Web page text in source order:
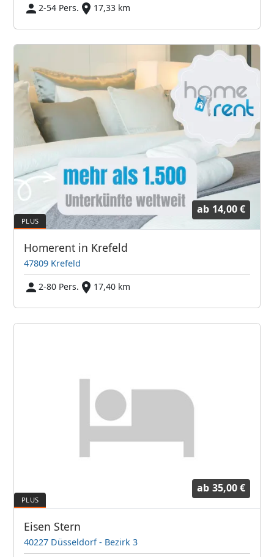
2-54 Pers.
17,33 km
ab 14,00 €
Homerent in Krefeld
47809 Krefeld
2-80 Pers.
17,40 km
ab 35,00 €
Eisen Stern
40227 Düsseldorf - Bezirk 3